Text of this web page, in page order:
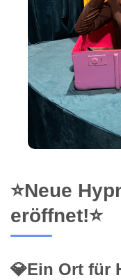
⭐Neue
eröffnet!⭐
💎Ein Ort für